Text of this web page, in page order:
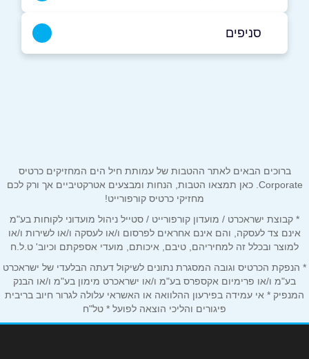
אימייל*
נושא*
אנא חזרו אלי בקשר ל...
הודעה*
סניפים
ברוכים הבאים לאתר ההטבות של עמותת חיל הים המחזיקים כרטיס
Corporate. כאן תמצאו הטבות, הנחות ומבצעים אטרקטיביים אך ורק לכם
מחזיקי כרטיס קורפורייט!
* קבוצת ישראכרט / מועדון קורפורייט / סטייל ניהול מועדוני לקוחות בע"מ
אינם צד לעסקה, והם אינם אחראים לפרסום ו/או לעסקה ו/או לשירות ו/או
למוצר ובכלל זה למחיריהם, טיבם, איכותם, מועדי אספקתם וכיוב' ט.ל.ח
* הנפקת הכרטיס וגובה המסגרת נתונים לשיקול דעתה הבלעדי של ישראכרט
בע"מ ו/או פרימיום אקספרס בע"מ ו/או ישראכרט מימון בע"מ ו/או הבנק
המנפיק * אי עמידה בפירעון ההלוואה או האשראי עלולה לגרור חיוב בריבית
פיגורים והליכי הוצאה לפועל * טל"ח